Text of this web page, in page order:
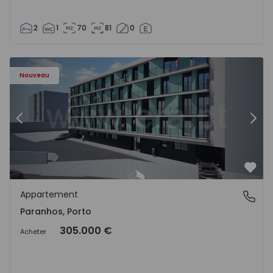
2 1 70 81 0
Nouveau
Appartement T1 Porto, Paranhos - 1575706 - 8
Précédent
Paranhos, Porto
Appartement
Paranhos, Porto
Acheter 305.000 €